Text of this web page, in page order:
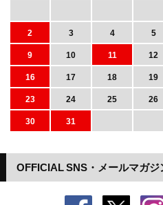
OFFICIAL SNS・メールマガジ
2
3 4 5
9
10 11 12
16
17 18 19
23
24 25 26
30
31